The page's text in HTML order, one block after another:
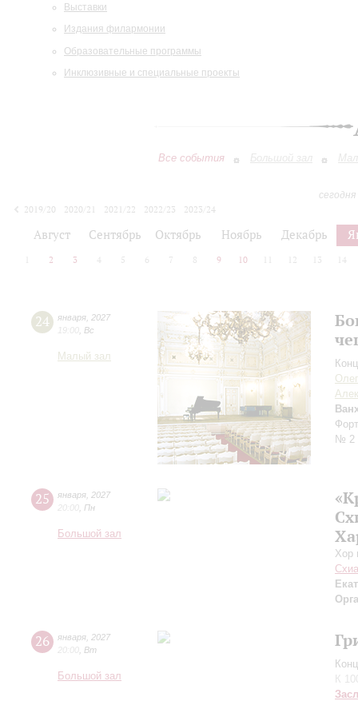
Выставки
Издания филармонии
Образовательные программы
Инклюзивные и специальные проекты
Все события Большой зал
2019/20
2020/21 2021/22 2022/23
2023/24
Август Сентябрь Октябрь Ноябрь Декабрь
2 3 4 5 6 7 8 9 10 12 13 14
24 января 2027
19:00 Вс
Малый зал
№ 2
25 января 2027
20:00 Пн
Большой зал
Хор
26 января 2027
20:00 Вт
Большой зал
К